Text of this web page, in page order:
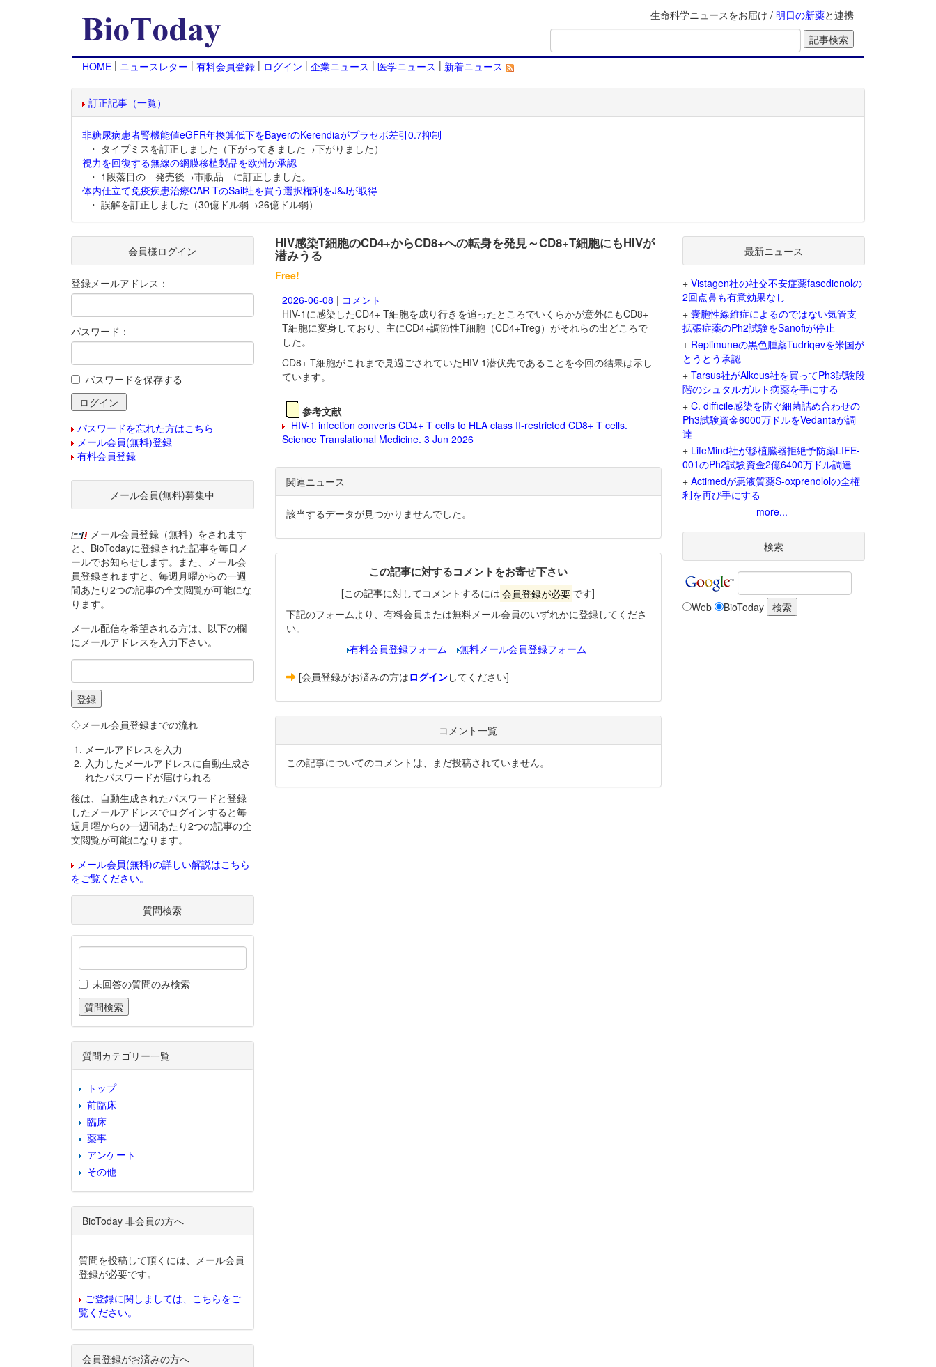
生命科学ニュースをお届け / 明日の新薬と連携
HOME | ニュースレター | 有料会員登録 | ログイン | 企業ニュース | 医学ニュース | 新着ニュース
訂正記事（一覧）
非糖尿病患者腎機能値eGFR年換算低下をBayerのKerendiaがプラセボ差引0.7抑制
・ タイプミスを訂正しました（下がってきました→下がりました）
視力を回復する無線の網膜移植製品を欧州が承認
・ 1段落目の 発売後→市販品 に訂正しました。
体内仕立て免疫疾患治療CAR-TのSail社を買う選択権利をJ&Jが取得
・ 誤解を訂正しました（30億ドル弱→26億ドル弱）
HIV感染T細胞のCD4+からCD8+への転身を発見～CD8+T細胞にもHIVが
潜みうる
Free!
2026-06-08 | コメント
HIV-1に感染したCD4+ T細胞を成り行きを追ったところでいくらかが意外にもCD8+
T細胞に変身しており、主にCD4+調節性T細胞（CD4+Treg）がそれらの出どころで
した。
CD8+ T細胞がこれまで見過ごされていたHIV-1潜伏先であることを今回の結果は示し
ています。
参考文献
HIV-1 infection converts CD4+ T cells to HLA class II-restricted CD8+ T cells.
Science Translational Medicine. 3 Jun 2026
関連ニュース
該当するデータが見つかりませんでした。
この記事に対するコメントをお寄せ下さい
[この記事に対してコメントするには 会員登録が必要 です]
下記のフォームより、有料会員または無料メール会員のいずれかに登録してくださ
い。
有料会員登録フォーム
無料メール会員登録フォーム
[会員登録がお済みの方はログインしてください]
コメント一覧
この記事についてのコメントは、まだ投稿されていません。
会員様ログイン
登録メールアドレス：
パスワード：
パスワードを保存する
パスワードを忘れた方はこちら
メール会員(無料)登録
有料会員登録
メール会員(無料)募集中
メール会員登録（無料）をされます
と、BioTodayに登録された記事を毎日メ
ールでお知らせします。また、メール会
員登録されますと、毎週月曜からの一週
間あたり2つの記事の全文閲覧が可能にな
ります。
メール配信を希望される方は、以下の欄
にメールアドレスを入力下さい。
◇メール会員登録までの流れ
メールアドレスを入力
入力したメールアドレスに自動生成さ
れたパスワードが届けられる
後は、自動生成されたパスワードと登録
したメールアドレスでログインすると毎
週月曜からの一週間あたり2つの記事の全
文閲覧が可能になります。
メール会員(無料)の詳しい解説はこちら
をご覧ください。
質問検索
未回答の質問のみ検索
質問カテゴリー一覧
トップ
前臨床
臨床
薬事
アンケート
その他
BioToday 非会員の方へ
質問を投稿して頂くには、メール会員
登録が必要です。
ご登録に関しましては、こちらをご
覧ください。
会員登録がお済みの方へ
最新ニュース
+ Vistagen社の社交不安症薬fasedienolの
2回点鼻も有意効果なし
+ 嚢胞性線維症によるのではない気管支
拡張症薬のPh2試験をSanofiが停止
+ Replimuneの黒色腫薬Tudriqevを米国が
とうとう承認
+ Tarsus社がAlkeus社を買ってPh3試験段
階のシュタルガルト病薬を手にする
+ C. difficile感染を防ぐ細菌詰め合わせの
Ph3試験資金6000万ドルをVedantaが調
達
+ LifeMind社が移植臓器拒絶予防薬LIFE-
001のPh2試験資金2億6400万ドル調達
+ Actimedが悪液質薬S-oxprenololの全権
利を再び手にする
more...
検索
Web BioToday